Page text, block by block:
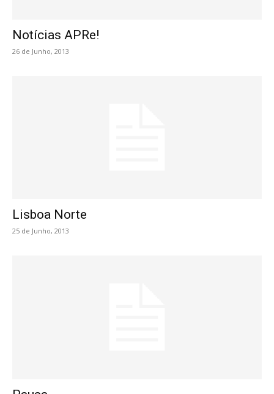
Notícias APRe!
26 de Junho, 2013
Lisboa Norte
25 de Junho, 2013